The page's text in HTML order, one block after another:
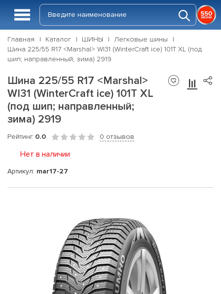
Главная Каталог ШИНЫ
Легковые шины
Шина 225/55 R17 <Marshal> WI31 (WinterCraft ice) 101T XL (под
шип; направленный; зима) 2919
Шина 225/55 R17 <Marshal>
WI31 (WinterCraft ice) 101T XL
(под шип; направленный;
зима) 2919
Рейтинг 0.0 0 отзывов
Нет в наличии
Артикул: mar17-27